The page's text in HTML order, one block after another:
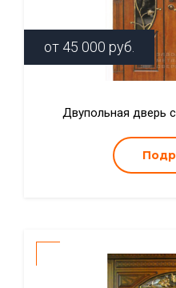
от 45 000 руб.
Двупольная дверь